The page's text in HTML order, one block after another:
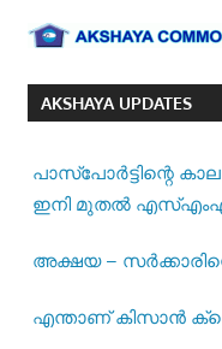
AKSHAYA UPDATES
പാസ്‌പോര്‍ട്ടിന്റെ
ഇനി മുതല്‍
അക്ഷയ –
എന്താണ് കിസാൻ